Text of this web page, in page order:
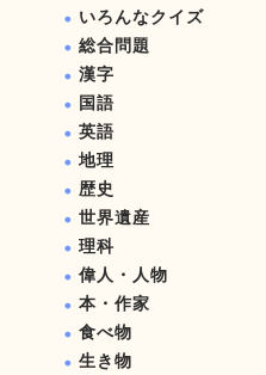
いろんなクイズ
総合問題
漢字
国語
英語
地理
歴史
世界遺産
理科
偉人・人物
本・作家
食べ物
生き物